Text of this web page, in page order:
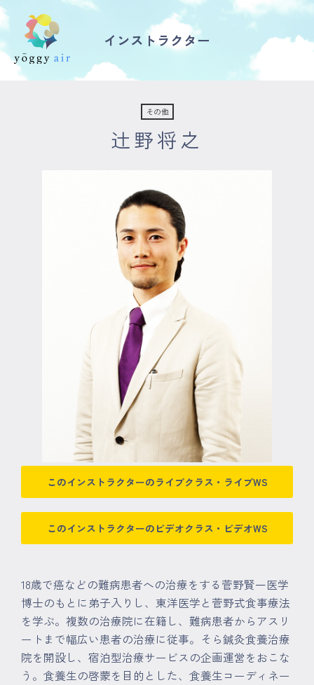
受講の流れ
インストラクター一覧
会員規約について
クラス参加にあたっての同意書
特定商取引にかかわる表示
プライバシーポリシー
インストラクター
その他
辻野将之
このインストラクターのライブクラス・ライブWS
このインストラクターのビデオクラス・ビデオWS
18歳で癌などの難病患者への治療をする菅野賢一医学
博士のもとに弟子入りし、東洋医学と菅野式食事療法
を学ぶ。複数の治療院に在籍し、難病患者からアスリ
ートまで幅広い患者の治療に従事。そら鍼灸食養治療
院を開設し、宿泊型治療サービスの企画運営をおこな
う。食養生の啓蒙を目的とした、食養生コーディネー